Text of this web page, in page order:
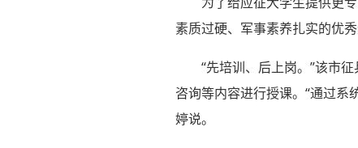
素质过硬、军事素养扎实的优
“先培训、后上岗。”该市
咨询等内容进行授课。“通过系
婷说。